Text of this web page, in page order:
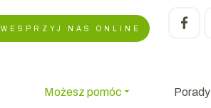
WESPRZYJ NAS ONLINE
Możesz pomóc Porady